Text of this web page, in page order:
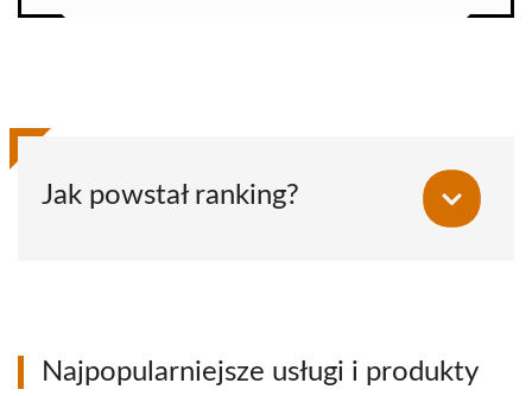
Jak powstał ranking?
Najpopularniejsze usługi i produkty